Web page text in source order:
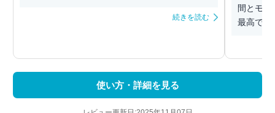
続きを読む
間とモ
最高です
使い方・詳細を見る